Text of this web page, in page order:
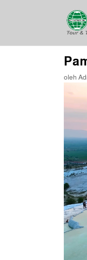
oleh